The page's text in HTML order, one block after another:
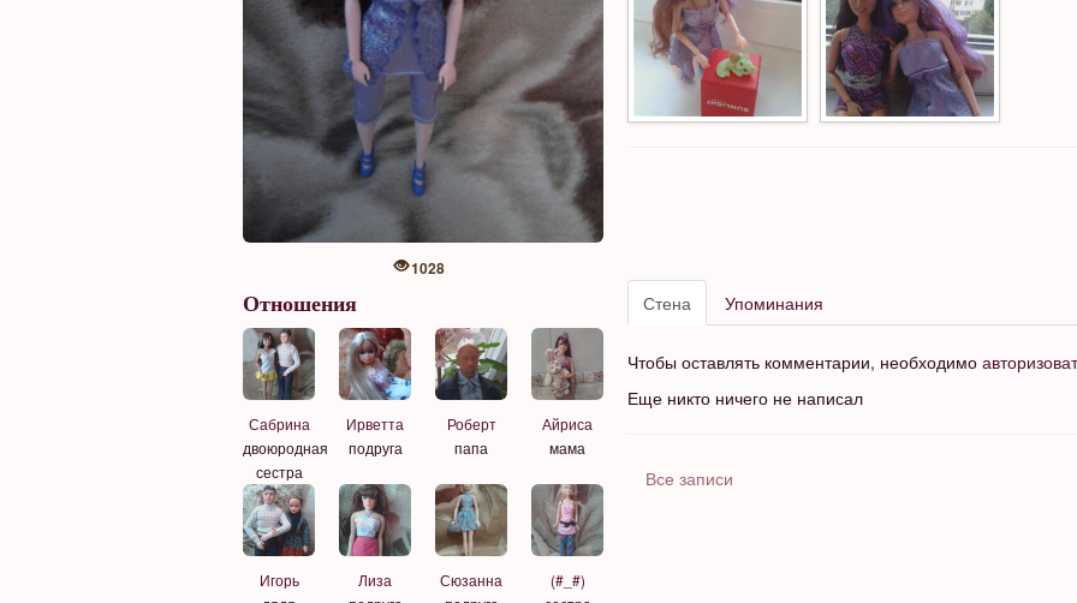
1028
Отношения
Сабрина
двоюродная
сестра
Ирветта
подруга
Роберт
папа
Айриса
мама
Игорь
Лиза
Сюзанна
(#_#)
Стена Упоминания
Чтобы оставлять комментарии, необходимо
Еще никто ничего не написал
Все записи